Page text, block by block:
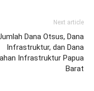
Next article
Dana Otsus, Dana
Infrastruktur, dan Dana
Infrastruktur Papua
Barat